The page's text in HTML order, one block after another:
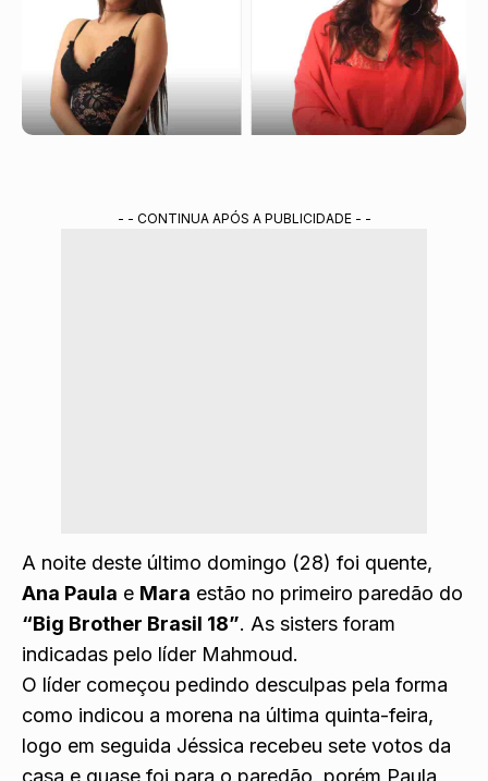
- - CONTINUA APÓS A PUBLICIDADE - -
A noite deste último domingo (28) foi quente,
Ana Paula e Mara estão no primeiro paredão do
“Big Brother Brasil 18”. As sisters foram
indicadas pelo líder Mahmoud.
O líder começou pedindo desculpas pela forma
como indicou a morena na última quinta-feira,
logo em seguida Jéssica recebeu sete votos da
casa e quase foi para o paredão, porém Paula,